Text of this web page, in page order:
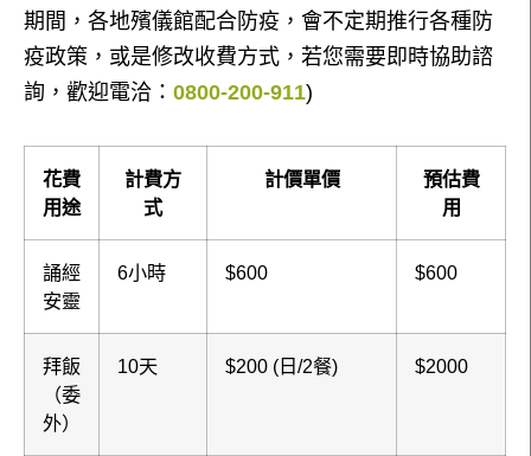
期間，各地殯儀館配合防疫，會不定期推行各種防
疫政策，或是修改收費方式，若您需要即時協助諮
詢，歡迎電洽： 0800-200-911)
花費
用途
計費方
式
計價單價
預估費
用
誦經
安靈
6小時 $600 $600
拜飯
（委
外）
10天 $200 (日/2餐) $2000